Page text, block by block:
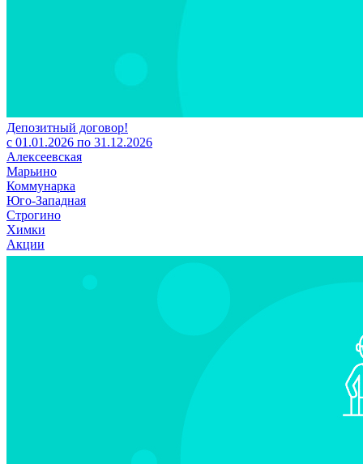
Депозитный договор!
с 01.01.2026 по 31.12.2026
Алексеевская
Марьино
Коммунарка
Юго-Западная
Строгино
Химки
Акции